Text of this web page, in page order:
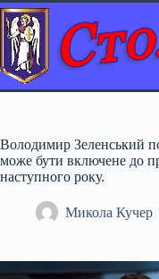
Перейти
до
вмісту
Володимир Зеленський
може бути включене до
наступного року.
Микола Кучер